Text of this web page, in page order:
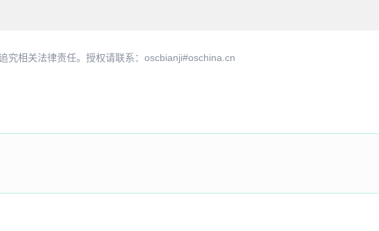
究相关法律责任。授权请联系：oscbianji#oschina.cn